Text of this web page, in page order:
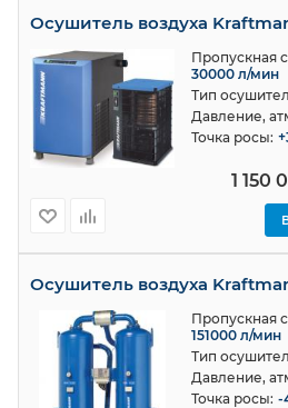
Осушитель воздуха
1 150
Пропускная
30000 л/мин
Тип
Давление,
Точка росы:
Осушитель воздуха
Пропускная
151000 л/мин
Тип
Давление,
Точка росы: -